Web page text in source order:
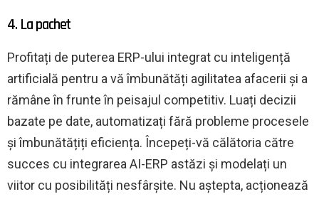
4. La pachet
Profitați de puterea ERP-ului integrat cu inteligență
artificială pentru a vă îmbunătăți agilitatea afacerii și a
rămâne în frunte în peisajul competitiv. Luați decizii
bazate pe date, automatizați fără probleme procesele
și îmbunătățiți eficiența. Începeți-vă călătoria către
succes cu integrarea AI-ERP astăzi și modelați un
viitor cu posibilități nesfârșite. Nu aștepta, acționează